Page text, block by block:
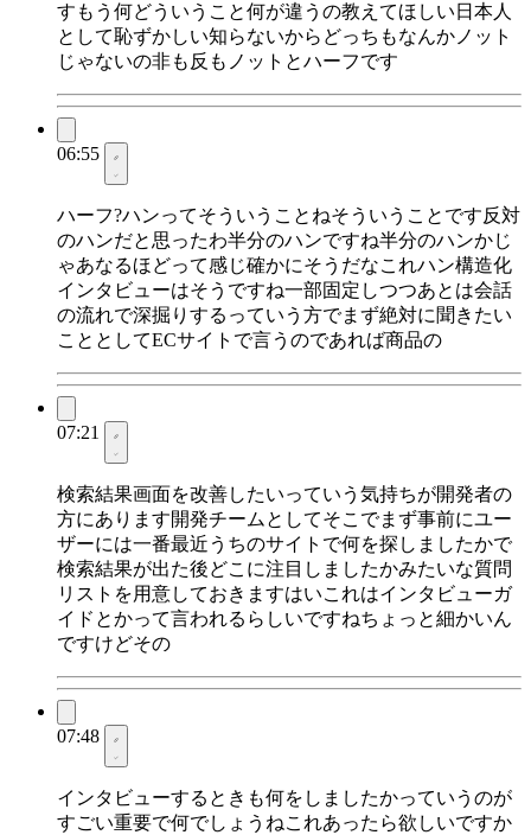
すもう何どういうこと何が違うの教えてほしい日本人
として恥ずかしい知らないからどっちもなんかノット
じゃないの非も反もノットとハーフです
06:55
ハーフ?ハンってそういうことねそういうことです反対
のハンだと思ったわ半分のハンですね半分のハンかじ
ゃあなるほどって感じ確かにそうだなこれハン構造化
インタビューはそうですね一部固定しつつあとは会話
の流れで深掘りするっていう方でまず絶対に聞きたい
こととしてECサイトで言うのであれば商品の
07:21
検索結果画面を改善したいっていう気持ちが開発者の
方にあります開発チームとしてそこでまず事前にユー
ザーには一番最近うちのサイトで何を探しましたかで
検索結果が出た後どこに注目しましたかみたいな質問
リストを用意しておきますはいこれはインタビューガ
イドとかって言われるらしいですねちょっと細かいん
ですけどその
07:48
インタビューするときも何をしましたかっていうのが
すごい重要で何でしょうねこれあったら欲しいですか